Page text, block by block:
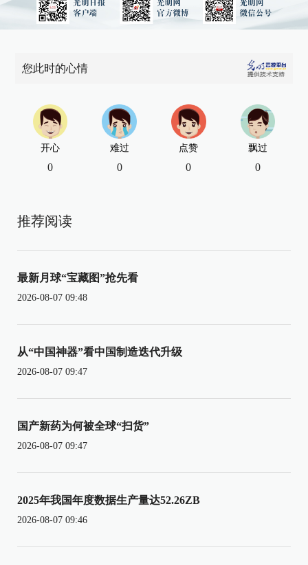
您此时的心情
开心
0
难过
0
点赞
0
飘过
0
推荐阅读
最新月球“宝藏图”抢先看
2026-08-07 09:48
从“中国神器”看中国制造迭代升级
2026-08-07 09:47
国产新药为何被全球“扫货”
2026-08-07 09:47
2025年我国年度数据生产量达52.26ZB
2026-08-07 09:46